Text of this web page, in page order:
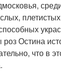
розаОстина
что в